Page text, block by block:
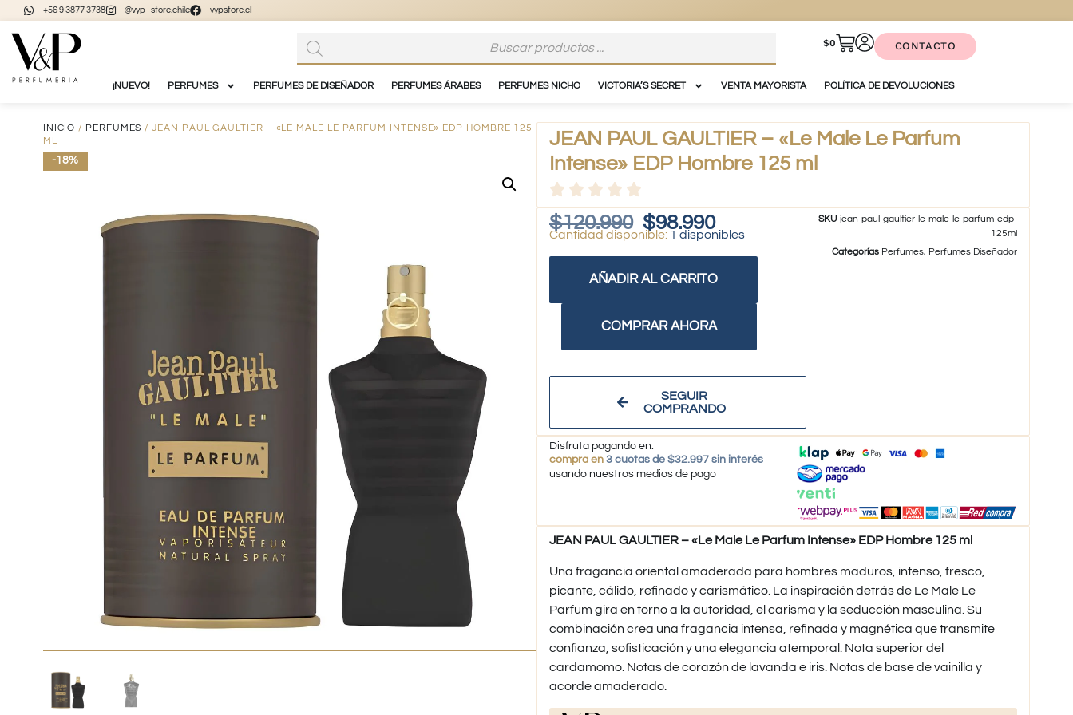
+56 9 3877 3738 @vyp_store.chile vypstore.cl
$0 CONTACTO
¡NUEVO! PERFUMES PERFUMES DE DISEÑADOR PERFUMES ÁRABES PERFUMES NICHO VICTORIA’S SECRET VENTA MAYORISTA POLÍTICA DE DEVOLUCIONES
INICIO / PERFUMES / JEAN PAUL GAULTIER – «LE MALE LE PARFUM INTENSE» EDP HOMBRE 125
ML
-18%
JEAN PAUL GAULTIER – «Le Male Le Parfum
Intense» EDP Hombre 125 ml
$120.990 $98.990
1 disponibles
AÑADIR AL CARRITO
COMPRAR AHORA
SEGUIR
COMPRANDO
SKUjean-paul-gaultier-le-male-le-parfum-edp-
125ml
Categorías Perfumes, Perfumes Diseñador
Disfruta pagando en:
compra en 3 cuotas de $32.997 sin interés
usando nuestros medios de pago
JEAN PAUL GAULTIER – «Le Male Le Parfum Intense» EDP Hombre 125 ml
Una fragancia oriental amaderada para hombres maduros, intenso, fresco,
picante, cálido, refinado y carismático. La inspiración detrás de Le Male Le
Parfum gira en torno a la autoridad, el carisma y la seducción masculina. Su
combinación crea una fragancia intensa, refinada y magnética que transmite
confianza, sofisticación y una elegancia atemporal. Nota superior del
cardamomo. Notas de corazón de lavanda e iris. Notas de base de vainilla y
acorde amaderado.